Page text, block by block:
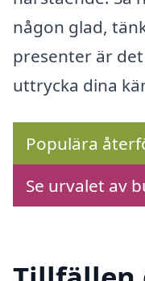
någon glad,
presenter är
uttrycka dina
Populära
Se urvalet av